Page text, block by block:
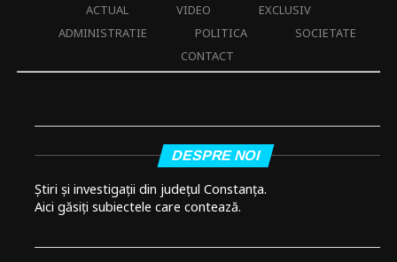
ACTUAL VIDEO
EXCLUSIV
ADMINISTRATIE
POLITICA
SOCIETATE
CONTACT
DESPRE NOI
Știri și investigații din județul Constanța.
Aici găsiți subiectele care contează.